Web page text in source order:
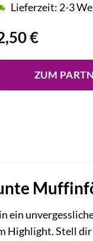
€
Lieferzeit: 2-3
ZUM
ein
Stell